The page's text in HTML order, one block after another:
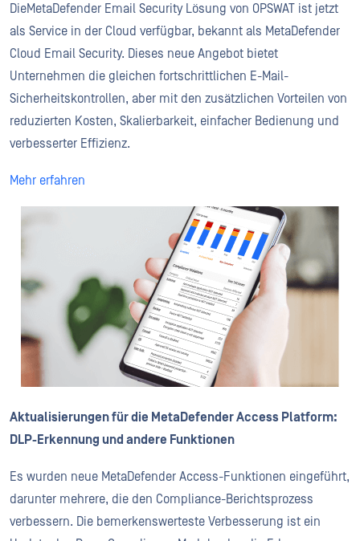
DieMetaDefender Email Security Lösung von OPSWAT ist jetzt
als Service in der Cloud verfügbar, bekannt als MetaDefender
Cloud Email Security. Dieses neue Angebot bietet
Unternehmen die gleichen fortschrittlichen E-Mail-
Sicherheitskontrollen, aber mit den zusätzlichen Vorteilen von
reduzierten Kosten, Skalierbarkeit, einfacher Bedienung und
verbesserter Effizienz.
Mehr erfahren
Aktualisierungen für die MetaDefender Access Platform:
DLP-Erkennung und andere Funktionen
Es wurden neue MetaDefender Access-Funktionen eingeführt,
darunter mehrere, die den Compliance-Berichtsprozess
verbessern. Die bemerkenswerteste Verbesserung ist ein